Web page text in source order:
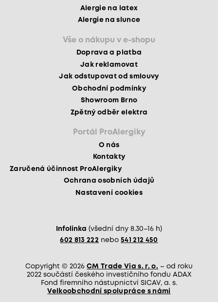
Alergie na latex
Alergie na slunce
Vše o nákupu v e-shopu
Doprava a platba
Jak reklamovat
Jak odstupovat od smlouvy
Obchodní podmínky
Showroom Brno
Zpětný odběr elektra
Portál ProAlergiky
O nás
Kontakty
Zaručená účinnost ProAlergiky
Ochrana osobních údajů
Nastavení cookies
Infolinka (všední dny 8.30–16 h)
602 813 222 nebo 541 212 450
Copyright © 2026 CM Trade Via s. r. o. – od roku
2022 součástí českého investičního fondu ADAX
Fond firemního nástupnictví SICAV, a. s.
Velkoobchodní spolupráce s námi